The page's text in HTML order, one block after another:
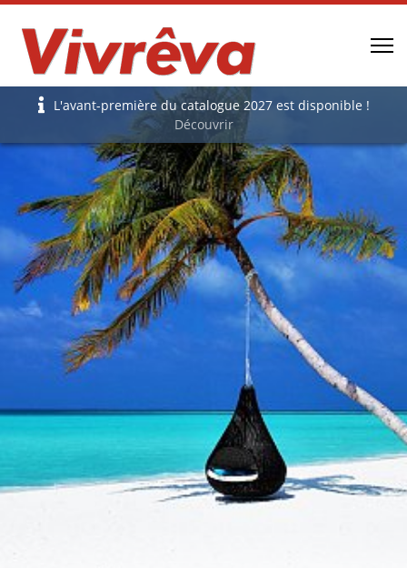
L'avant-première du catalogue 2027 est disponible !
Découvrir